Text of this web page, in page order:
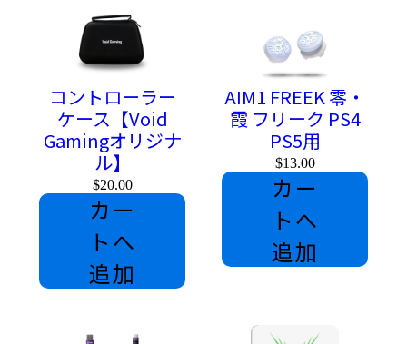
⚠スマートトリガー/スマートバンパーは必要以上の負荷が
掛かりますと内部構造を支えるパーツなどが損傷してしまう
場合がございます。
本来のポテンシャルを最大限に発揮させるためには、優しい
力での操作が推奨されております。大切なコントローラーを
故障のリスクから守りましょう。
⚠スマートトリガーを搭載するとアダプティブトリガーは使
用できなくなります。
我々独自で設計～組み立てまで行っておりますので、国内で
はボイドコントローラーにのみ搭載されております。弊社以
外の製品にお気をつけください。
・背面ボタン
コントローラー
ケース【Void
Gamingオリジナ
ル】
$20.00
カー
トへ
追加
AIM1 FREEK 零・
霞 フリーク PS4
PS5用
$13.00
カー
トへ
追加